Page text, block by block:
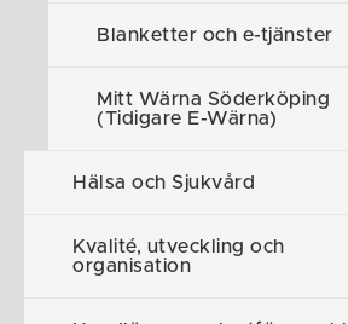
Blanketter och e-tjänster
Mitt Wärna Söderköping
(Tidigare E-Wärna)
Hälsa och Sjukvård
Kvalité, utveckling och
organisation
exempelvis hyra eller
Hur kontrollerar jag att